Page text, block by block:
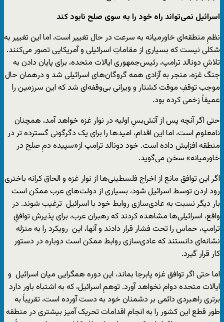
اسرائیل نمی‌تواند راه خود را به سوی صلح نابود کند
نظمِ منطقه‌ای خاورمیانه به ‌سرعت در حال تغییر است، اما این تغییر به
شکلی نیست که بسیاری از مقاماتِ اسرائیلی و آمریکایی تصور می‌کنند.
تلاشِ دونالد ترامپ، رئیس‌جمهوری ایالات متحده، برای پایان دادن به
جنگ غزه، منجر به آزادی همه گروگان‌های اسرائیلی شد و درهمان حال
موجب توقفِ موقت کشتار و ویرانی بی‌وقفه‌ای شد که این سرزمین را
عمیقاً زخمی کرده بود.
حتی اگر آنچه پس از آتش‌بسِ اولیه در نوار غزه خواهد آمد، همچنان
نامعلوم است، اما این اقدام، امید‌ها را برای یک دگرگونی گسترده‌ تر در
منطقه افزایش داده است. خود دونالد ترامپ از«سپیده دمِ صلح در
خاورمیانه» سخن می‌گوید.
اگر این توافق مانع از اخراج فلسطینی‌ها از نوار غزه و الحاق کرانه باختری
رود اردن توسط اسرائیل شود، بسیاری از دولت‌های عرب ممکن است
بار دیگر نسبت به عادی‌سازی روابط خود با اسرائیل ترغیب شوند. در
واقع، اسرائیلی‌ها مشاهده کردند که رهبران عرب، برای پذیرش توافقِ
ترامپ، حماس را تحت فشار قرار دادند و آنها، این رویکرد را به منزله
نشانه‌ای دانستند که عادی‌سازی روابط ممکن است دوباره در دستور
کار قرار گیرد.
اما حتی اگر توافق غزه پابرجا بماند، این دوره همگرایی میان اسرائیل و
ایالات متحده دوام نخواهد آورد. توهمِ اسرائیل، که به اشتباه باور دارد
برتری راهبردی دائمی بر دشمنان خود به ‌دست آورده است، تقریباً به
‌طور قطع این کشور را به انجام اقدامات تحریک‌ آمیز بیشتری در منطقه